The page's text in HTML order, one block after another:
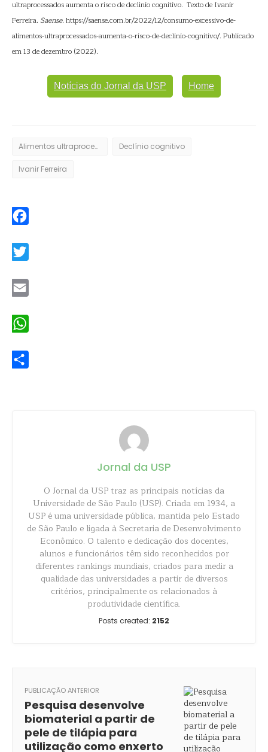
ultraprocessados aumenta o risco de declínio cognitivo. Texto de Ivanir
Ferreira. Saense. https://saense.com.br/2022/12/consumo-excessivo-de-
alimentos-ultraprocessados-aumenta-o-risco-de-declinio-cognitivo/. Publicado
em 13 de dezembro (2022).
Notícias do Jornal da USP Home
Alimentos ultraprocessados Declínio cognitivo
Ivanir Ferreira
Jornal da USP
O Jornal da USP traz as principais notícias da
Universidade de São Paulo (USP). Criada em 1934, a
USP é uma universidade pública, mantida pelo Estado
de São Paulo e ligada à Secretaria de Desenvolvimento
Econômico. O talento e dedicação dos docentes,
alunos e funcionários têm sido reconhecidos por
diferentes rankings mundiais, criados para medir a
qualidade das universidades a partir de diversos
critérios, principalmente os relacionados à
produtividade científica.
Posts created: 2152
PUBLICAÇÃO ANTERIOR
Pesquisa desenvolve
biomaterial a partir de
pele de tilápia para
utilização como enxerto